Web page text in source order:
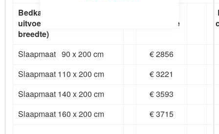
Bedkast met desk
uitvoering 1 (Wing / 150 cm
breedte)
cm diepte
Slaapmaat 90 x 200 cm
€ 2856
Slaapmaat 110 x 200 cm
€ 3221
Slaapmaat 140 x 200 cm
€ 3593
Slaapmaat 160 x 200 cm
€ 3715